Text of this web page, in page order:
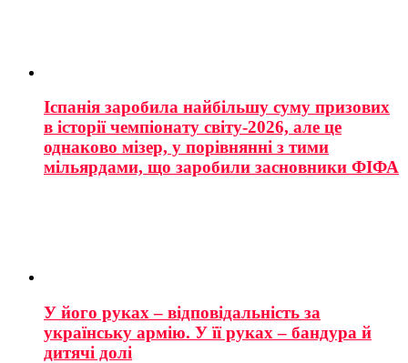
Іспанія заробила найбільшу суму призових
в історії чемпіонату світу-2026, але це
однаково мізер, у порівнянні з тими
мільярдами, що заробили засновники ФІФА
У його руках – відповідальність за
українську армію. У її руках – бандура й
дитячі долі